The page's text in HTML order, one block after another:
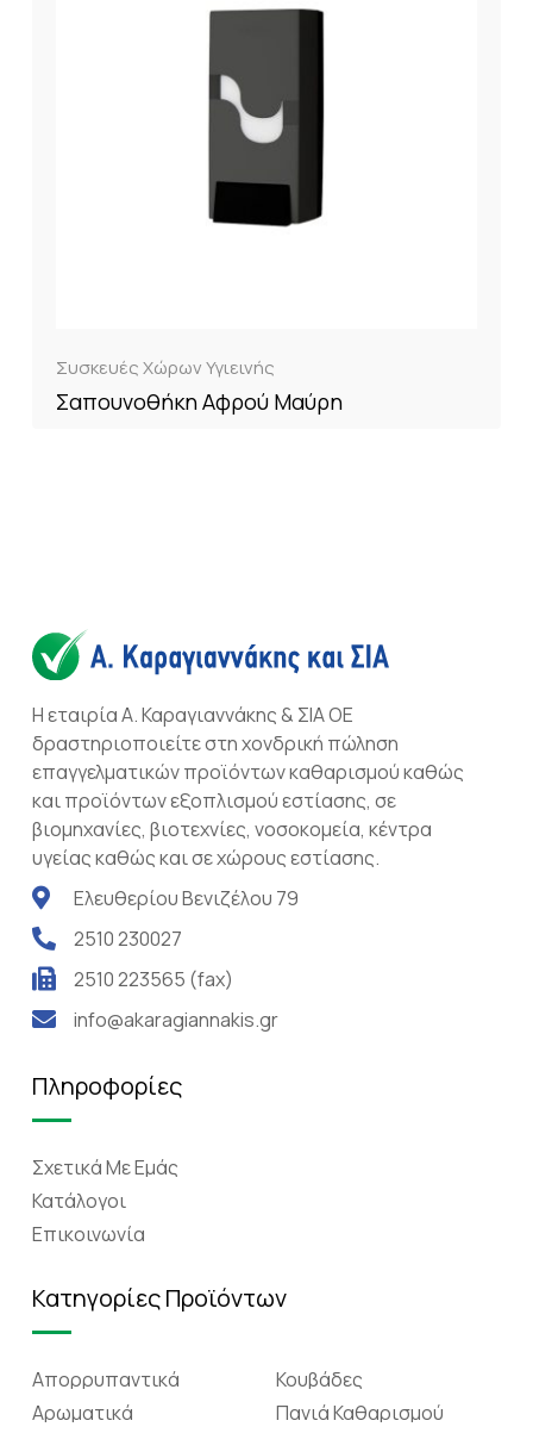
Συσκευές Χώρων Υγιεινής
Σαπουνοθήκη Αφρού Μαύρη
Η εταιρία Α. Καραγιαννάκης & ΣΙΑ ΟΕ
δραστηριοποιείτε στη χονδρική πώληση
επαγγελματικών προϊόντων καθαρισμού καθώς
και προϊόντων εξοπλισμού εστίασης, σε
βιομηχανίες, βιοτεχνίες, νοσοκομεία, κέντρα
υγείας καθώς και σε χώρους εστίασης.
Ελευθερίου Βενιζέλου 79
2510 230027
2510 223565 (fax)
info@akaragiannakis.gr
Πληροφορίες
Σχετικά Mε Eμάς
Κατάλογοι
Επικοινωνία
Κατηγορίες Προϊόντων
Απορρυπαντικά
Αρωματικά
Κουβάδες
Πανιά Καθαρισμού